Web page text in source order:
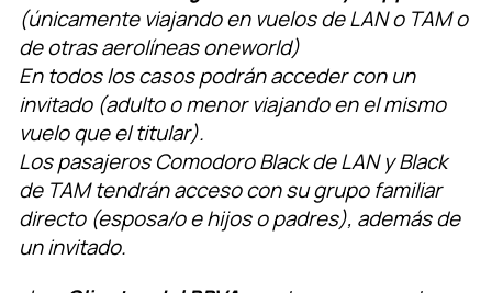
(únicamente viajando en vuelos de LAN o TAM o
de otras aerolíneas oneworld)
En todos los casos podrán acceder con un
invitado (adulto o menor viajando en el mismo
vuelo que el titular).
Los pasajeros Comodoro Black de LAN y Black
de TAM tendrán acceso con su grupo familiar
directo (esposa/o e hijos o padres), además de
un invitado.